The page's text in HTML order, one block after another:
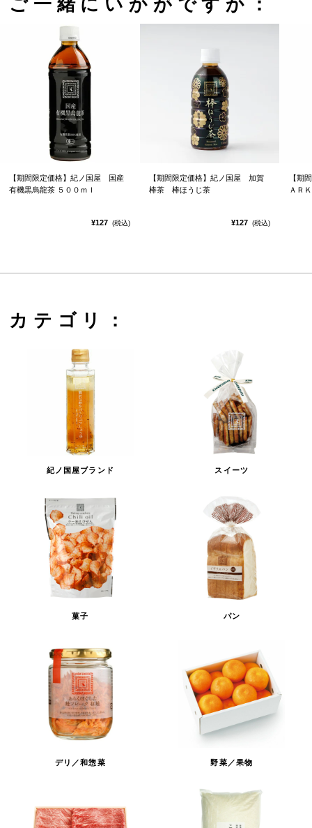
ご一緒にいかがですか：
【期間限定価格】紀ノ国屋 国産
有機黒烏龍茶 ５００ｍｌ
¥127 (税込)
【期間限定価格】紀ノ国屋 加賀
棒茶 棒ほうじ茶
¥127 (税込)
【期
ＡＲ
カテゴリ：
紀ノ国屋ブランド スイーツ
菓子 パン
デリ／和惣菜 野菜／果物